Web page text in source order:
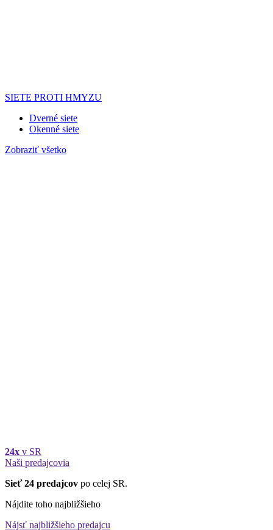
SIETE PROTI HMYZU
Dverné siete
Okenné siete
Zobraziť všetko
24x v SR
Naši predajcovia
Sieť 24 predajcov po celej SR.
Nájdite toho najbližšieho
Nájsť najbližšieho predajcu